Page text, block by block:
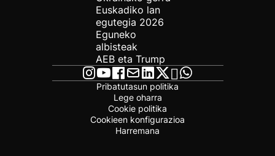
Euskadiko lan
egutegia 2026
Eguneko
albisteak
AEB eta Trump
Pribatutasun politika
Lege oharra
Cookie politika
Cookieen konfigurazioa
Harremana